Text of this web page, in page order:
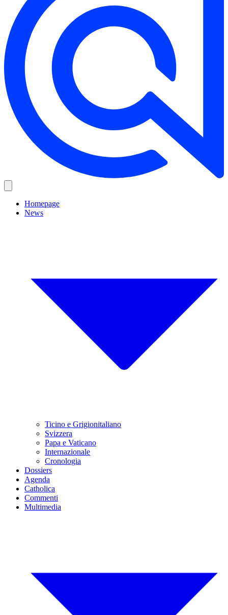
Homepage
News
Ticino e Grigionitaliano
Svizzera
Papa e Vaticano
Internazionale
Cronologia
Dossiers
Agenda
Catholica
Commenti
Multimedia